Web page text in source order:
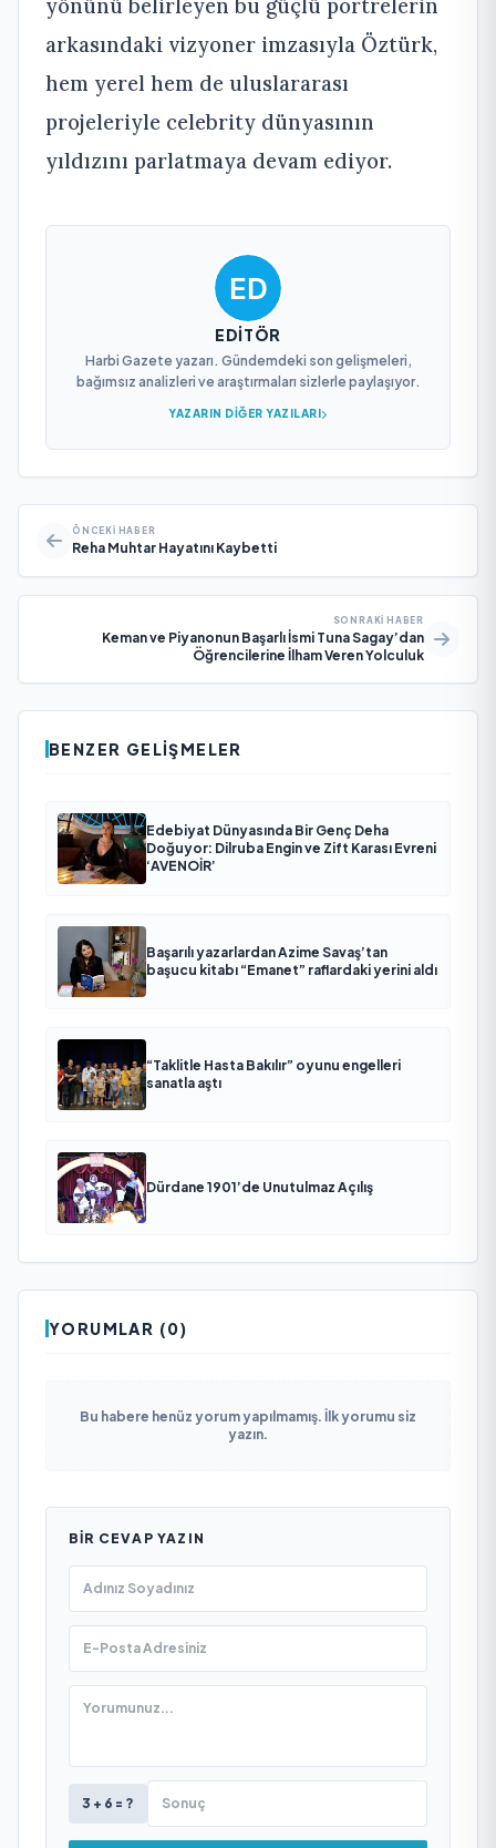
yönünü belirleyen bu güçlü portrelerin
arkasındaki vizyoner imzasıyla Öztürk,
hem yerel hem de uluslararası
projeleriyle celebrity dünyasının
yıldızını parlatmaya devam ediyor.
EDITÖR
Harbi Gazete yazarı. Gündemdeki son gelişmeleri,
bağımsız analizleri ve araştırmaları sizlerle paylaşıyor.
YAZARIN DIĞER YAZILARI
ÖNCEKI HABER
Reha Muhtar Hayatını Kaybetti
SONRAKI HABER
Keman ve Piyanonun Başarlı İsmi Tuna Sagay’dan
Öğrencilerine İlham Veren Yolculuk
BENZER GELIŞMELER
Edebiyat Dünyasında Bir Genç Deha
Doğuyor: Dilruba Engin ve Zift Karası Evreni
‘AVENOİR’
Başarılı yazarlardan Azime Savaş’tan
başucu kitabı “Emanet” raflardaki yerini aldı
“Taklitle Hasta Bakılır” oyunu engelleri
sanatla aştı
Dürdane 1901’de Unutulmaz Açılış
YORUMLAR (0)
Bu habere henüz yorum yapılmamış. İlk yorumu siz
yazın.
BIR CEVAP YAZIN
3 + 6 = ?